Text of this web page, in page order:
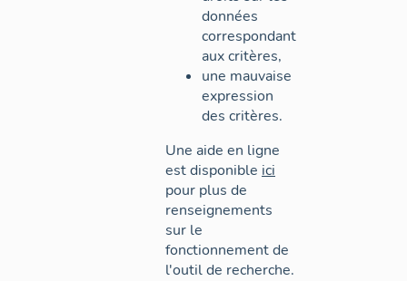
données
correspondant
aux critères,
une mauvaise
expression
des critères.
Une aide en ligne
est disponible ici
pour plus de
renseignements
sur le
fonctionnement de
l'outil de recherche.